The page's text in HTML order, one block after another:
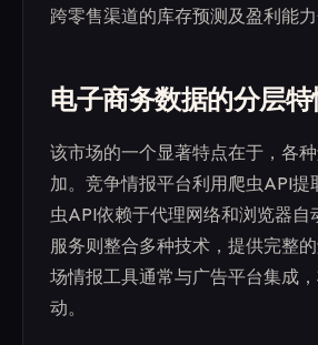
跨零售渠道的库存预测及盈利能力
电子商务数据的分层特
该市场的一个显著特点在于，各
加。竞争情报平台利用爬虫API提
虫API依赖于代理网络和浏览器自
服务则整合多种技术，提供完整
场情报工具通常与广告平台集成
动。